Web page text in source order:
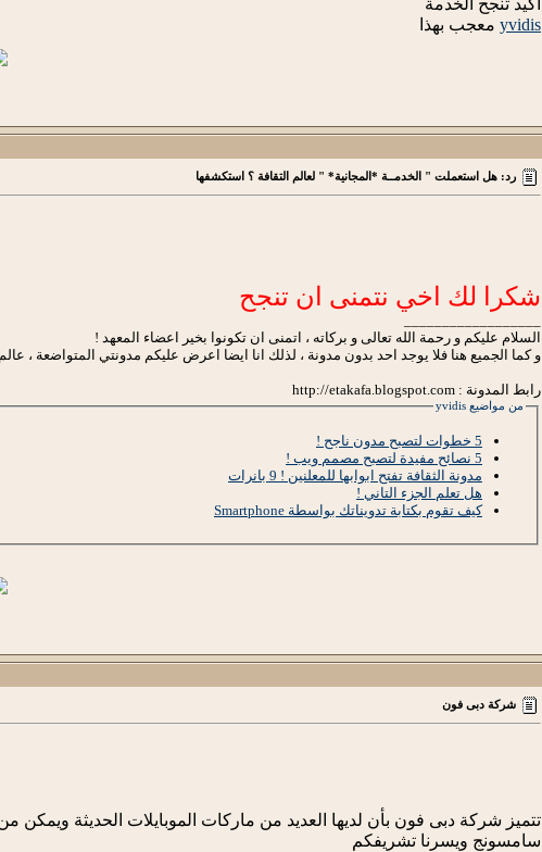
اكيد تنجح الخدمة
yvidis معجب بهذا
رد: هل استعملت " الخدمــة *المجانية* " لعالم التقافة ؟ استكشفها
شكرا لك اخي نتمنى ان تنجح
السلام عليكم و رحمة الله تعالى و بركاته ، اتمنى ان تكونوا بخير اعضاء المعهد !
و كما الجميع هنا فلا يوجد احد بدون مدونة ، لذلك انا ايضا اعرض عليكم مدونتي المتواضعة ، عالم
رابط المدونة : http://etakafa.blogspot.com
من مواضيع yvidis
5 خطوات لتصبح مدون ناجح !
5 نصائح مفيدة لتصبح مصمم ويب !
مدونة الثقافة تفتح ابوابها للمعلنين ! 9 بانرات
هل تعلم الجزء التاني !
كيف تقوم بكتابة تدويناتك بواسطة Smartphone
شركة دبى فون
تتميز شركة دبى فون بأن لديها العديد من ماركات الموبايلات الحديثة
سامسونج ويسرنا تشريفكم